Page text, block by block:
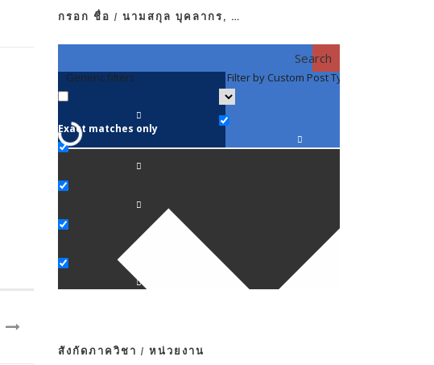
กรอก ชื่อ / นามสกุล บุคลากร, …
Search
Generic filters
Exact matches only
Filter by Custom Post Type
สังกัดภาควิชา / หน่วยงาน